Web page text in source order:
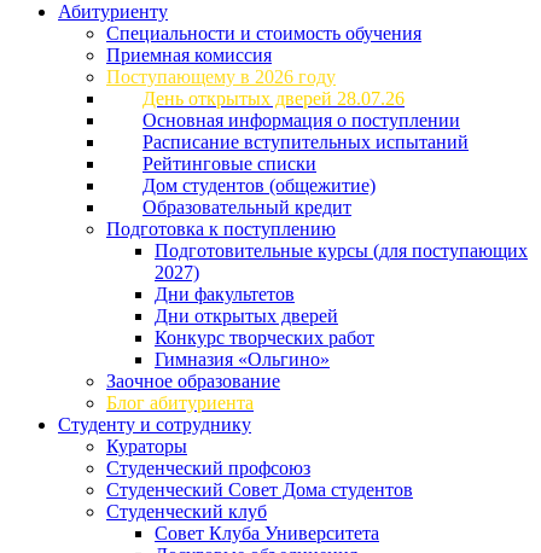
Абитуриенту
Специальности и стоимость обучения
Приемная комиссия
Поступающему в 2026 году
День открытых дверей 28.07.26
Основная информация о поступлении
Расписание вступительных испытаний
Рейтинговые списки
Дом студентов (общежитие)
Образовательный кредит
Подготовка к поступлению
Подготовительные курсы (для поступающих
2027)
Дни факультетов
Дни открытых дверей
Конкурс творческих работ
Гимназия «Ольгино»
Заочное образование
Блог абитуриента
Студенту и сотруднику
Кураторы
Студенческий профсоюз
Студенческий Совет Дома студентов
Студенческий клуб
Совет Клуба Университета